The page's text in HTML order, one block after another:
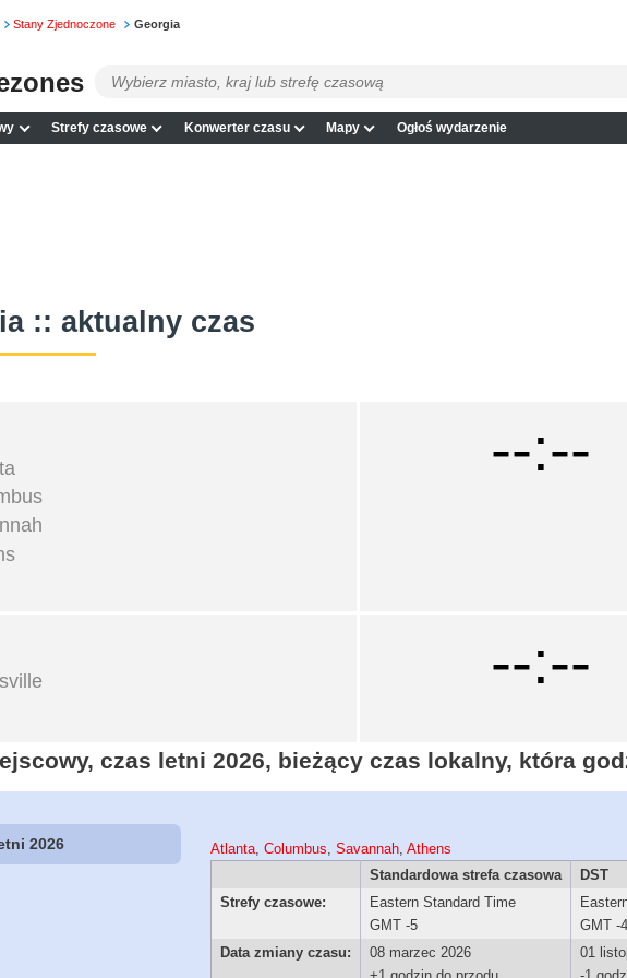
Stany Zjednoczone Georgia
Strefy czasowe Konwerter czasu Mapy Ogłoś wydarzenie
:: aktualny czas
--:--
--:--
czas letni 2026, bieżący czas lokalny, która
2026 Atlanta ,Columbus ,Savannah ,Athens
Standardowa strefa czasowa
DST
Strefy czasowe:
Eastern Standard Time
GMT -5
GMT -4
Data zmiany czasu:
08 marzec 2026
01